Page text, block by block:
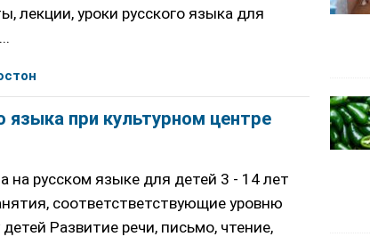
лекции, уроки русского языка для
языка при культурном центре
на русском языке для детей 3 - 14 лет
соответстветствующие уровню
Развитие речи, письмо, чтение,